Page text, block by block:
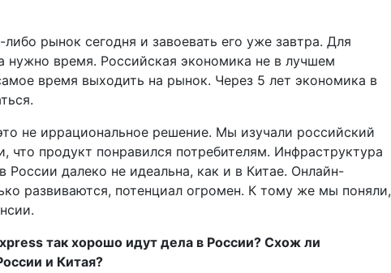
рынок сегодня и завоевать его уже завтра. Для
нужно время. Российская экономика не в лучшем
время выходить на рынок. Через 5 лет экономика в
не иррациональное решение. Мы изучали российский
что продукт понравился потребителям. Инфраструктура
далеко не идеальна, как и в Китае. Онлайн-
развиваются, потенциал огромен. К тому же мы поняли,
так хорошо идут дела в России? Схож ли
и Китая?